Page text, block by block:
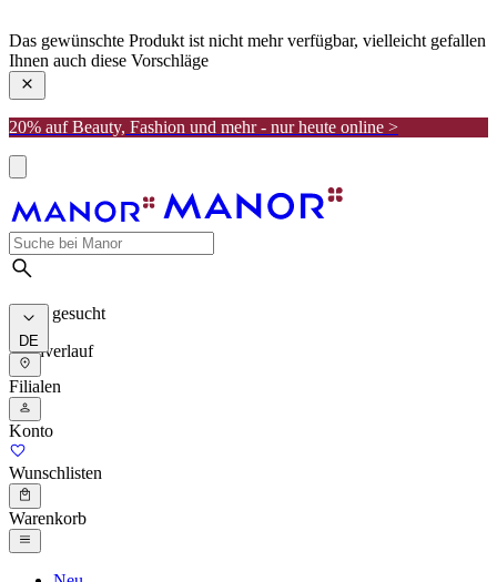
Das gewünschte Produkt ist nicht mehr verfügbar, vielleicht gefallen
Ihnen auch diese Vorschläge
20% auf Beauty, Fashion und mehr - nur heute online >
Meist gesucht
Suchverlauf
DE
Filialen
Konto
Wunschlisten
Warenkorb